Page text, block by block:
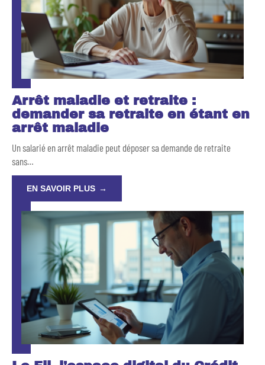
Arrêt maladie et retraite :
demander sa retraite en étant en
arrêt maladie
Un salarié en arrêt maladie peut déposer sa demande de retraite
sans…
EN SAVOIR PLUS